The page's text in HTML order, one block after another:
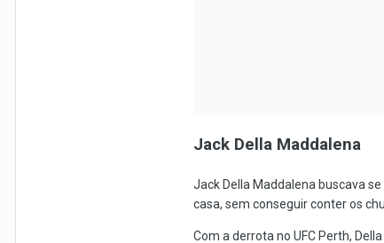
Jack Della Maddalena
Jack Della Maddalena buscava
casa, sem conseguir conter os
Com a derrota no UFC Perth,